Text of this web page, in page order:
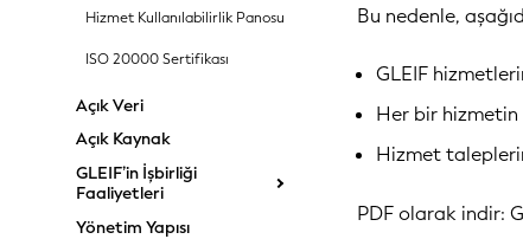
Hizmet Kullanılabilirlik Panosu
ISO 20000 Sertifikası
Açık Veri
Açık Kaynak
GLEIF’in İşbirliği
Faaliyetleri
Yönetim Yapısı
Bu nedenle,
GLEIF
Her bir hizmetin
Hizmet
PDF olarak indir: